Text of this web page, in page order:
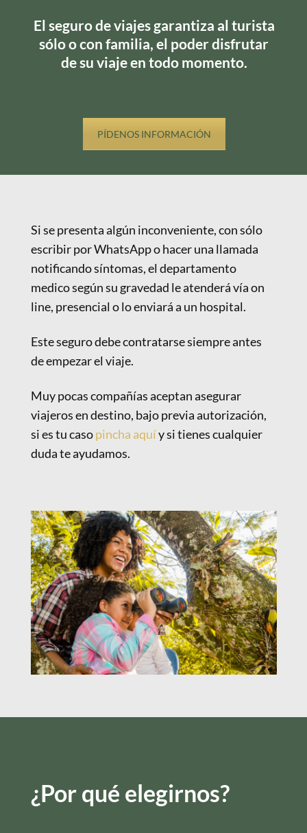
El seguro de viajes garantiza al turista
sólo o con familia, el poder disfrutar
de su viaje en todo momento.
PÍDENOS INFORMACIÓN
Si se presenta algún inconveniente, con sólo
escribir por WhatsApp o hacer una llamada
notificando síntomas, el departamento
medico según su gravedad le atenderá vía on
line, presencial o lo enviará a un hospital.
Este seguro debe contratarse siempre antes
de empezar el viaje.
Muy pocas compañías aceptan asegurar
viajeros en destino, bajo previa autorización,
si es tu casopincha aquíy si tienes cualquier
duda te ayudamos.
¿Por qué elegirnos?